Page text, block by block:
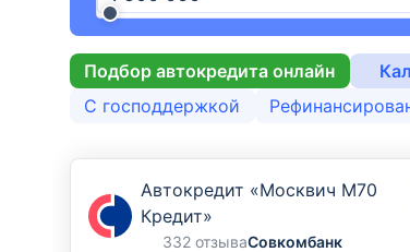
Подбор автокредита онлайн
С господдержкой
Автокредит «Москвич М70
Кредит»
332 отзываСовкомбанк